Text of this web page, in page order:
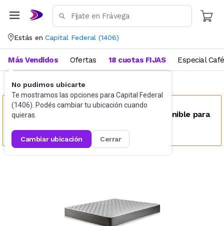
Estás en Capital Federal (1406)
No pudimos ubicarte
Te mostramos las opciones para Capital Federal
(1406). Podés cambiar tu ubicación cuando
quieras.
cambiar ubicación cerrar
Más Vendidos Ofertas 18 cuotas FIJAS Especial Café
Colchones tradicionales
Este producto no se encuentra disponible para